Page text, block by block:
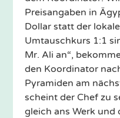
Preisangaben in
Dollar statt der
Umtauschkurs 1:1
Mr. Ali an“,
den Koordinator
Pyramiden am
scheint der Chef zu
gleich ans Werk